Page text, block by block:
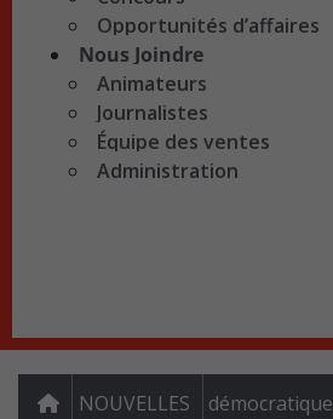
Opportunités d’affaires
Nous Joindre
Animateurs
Journalistes
Équipe des ventes
Administration
NOUVELLES démocratique